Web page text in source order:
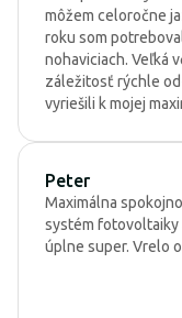
môžem celoročne
roku som
nohaviciach. Veľká
záležitosť rýchle
vyriešili k mojej
Peter
Maximálna
systém fotovoltaiky
úplne super. Vrelo